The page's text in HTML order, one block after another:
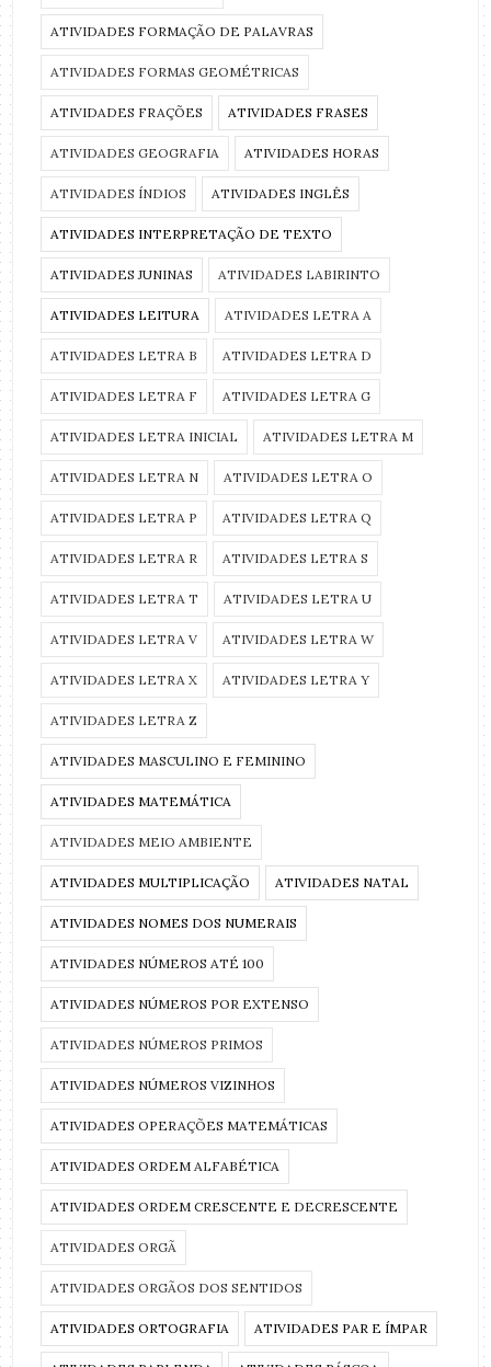
ATIVIDADES FORMAÇÃO DE PALAVRAS
ATIVIDADES FORMAS GEOMÉTRICAS
ATIVIDADES FRAÇÕES ATIVIDADES FRASES
ATIVIDADES GEOGRAFIA ATIVIDADES HORAS
ATIVIDADES ÍNDIOS ATIVIDADES INGLÊS
ATIVIDADES INTERPRETAÇÃO DE TEXTO
ATIVIDADES JUNINAS ATIVIDADES LABIRINTO
ATIVIDADES LEITURA ATIVIDADES LETRA A
ATIVIDADES LETRA B ATIVIDADES LETRA D
ATIVIDADES LETRA F ATIVIDADES LETRA G
ATIVIDADES LETRA INICIAL ATIVIDADES LETRA M
ATIVIDADES LETRA N ATIVIDADES LETRA O
ATIVIDADES LETRA P ATIVIDADES LETRA Q
ATIVIDADES LETRA R ATIVIDADES LETRA S
ATIVIDADES LETRA T ATIVIDADES LETRA U
ATIVIDADES LETRA V ATIVIDADES LETRA W
ATIVIDADES LETRA X ATIVIDADES LETRA Y
ATIVIDADES LETRA Z
ATIVIDADES MASCULINO E FEMININO
ATIVIDADES MATEMÁTICA
ATIVIDADES MEIO AMBIENTE
ATIVIDADES MULTIPLICAÇÃO ATIVIDADES NATAL
ATIVIDADES NOMES DOS NUMERAIS
ATIVIDADES NÚMEROS ATÉ 100
ATIVIDADES NÚMEROS POR EXTENSO
ATIVIDADES NÚMEROS PRIMOS
ATIVIDADES NÚMEROS VIZINHOS
ATIVIDADES OPERAÇÕES MATEMÁTICAS
ATIVIDADES ORDEM ALFABÉTICA
ATIVIDADES ORDEM CRESCENTE E DECRESCENTE
ATIVIDADES ORGÃ
ATIVIDADES ORGÃOS DOS SENTIDOS
ATIVIDADES ORTOGRAFIA ATIVIDADES PAR E ÍMPAR